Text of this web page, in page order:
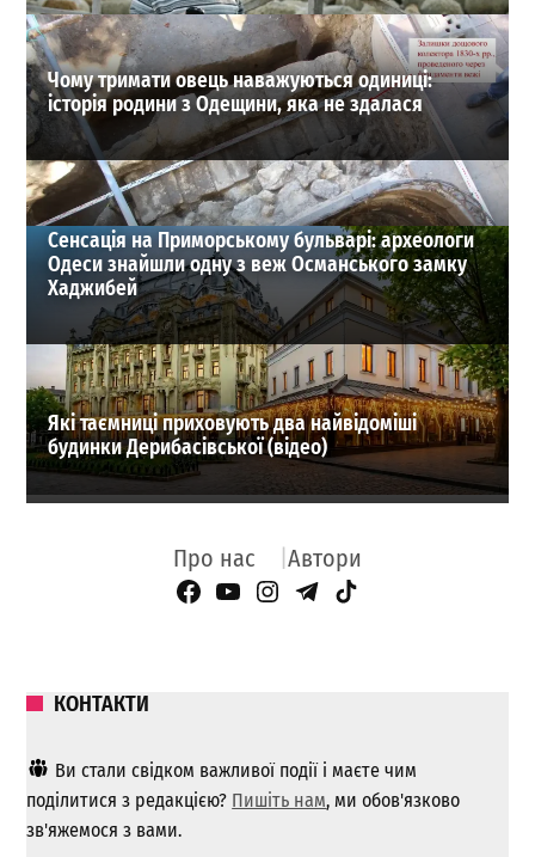
ВИБІР РЕДАКЦІЇ
Чому тримати овець наважуються одиниці:
історія родини з Одещини, яка не здалася
Сенсація на Приморському бульварі: археологи
Одеси знайшли одну з веж Османського замку
Хаджибей
Які таємниці приховують два найвідоміші
будинки Дерибасівської (відео)
Про нас Автори
Facebook Page
YouTube
Instagram
Telegram
TikTok
КОНТАКТИ
Ви стали свідком важливої ​​події і маєте чим
поділитися з редакцією? Пишіть нам, ми обов'язково
зв'яжемося з вами.